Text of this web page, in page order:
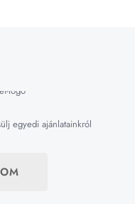
egyedi ajánlatainkról